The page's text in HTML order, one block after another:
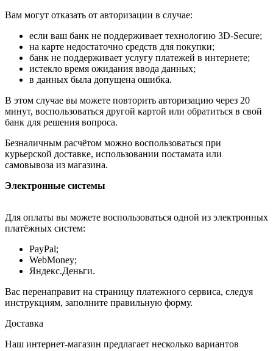
Вам могут отказать от авторизации в случае:
если ваш банк не поддерживает технологию 3D-Secure;
на карте недостаточно средств для покупки;
банк не поддерживает услугу платежей в интернете;
истекло время ожидания ввода данных;
в данных была допущена ошибка.
В этом случае вы можете повторить авторизацию через 20
минут, воспользоваться другой картой или обратиться в свой
банк для решения вопроса.
Безналичным расчётом можно воспользоваться при
курьерской доставке, использовании постамата или
самовывоза из магазина.
Электронные системы
Для оплаты вы можете воспользоваться одной из электронных
платёжных систем:
PayPal;
WebMoney;
Яндекс.Деньги.
Вас перенаправит на страницу платежного сервиса, следуя
инструкциям, заполните правильную форму.
Доставка
Наш интернет-магазин предлагает несколько вариантов